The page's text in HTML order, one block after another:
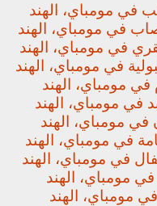
في مومباي، الهند
في مومباي، الهند
في مومباي، الهند
في مومباي، الهند
مومباي، الهند
في مومباي، الهند
مومباي، الهند
في مومباي، الهند
في مومباي، الهند
مومباي، الهند
مومباي، الهند